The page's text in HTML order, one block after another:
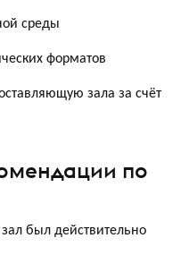
среды
форматов
зала за счёт
по
был действительно